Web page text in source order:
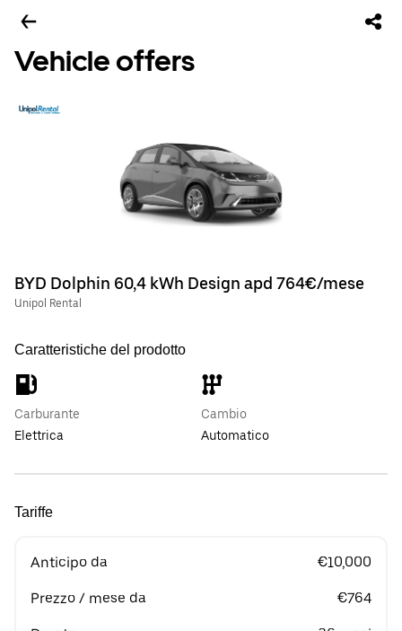
Vehicle offers
BYD Dolphin 60,4 kWh Design apd 764€/mese
Unipol Rental
Caratteristiche del prodotto
Carburante
Elettrica
Cambio
Automatico
Tariffe
Anticipo da €10,000
Prezzo / mese da €764